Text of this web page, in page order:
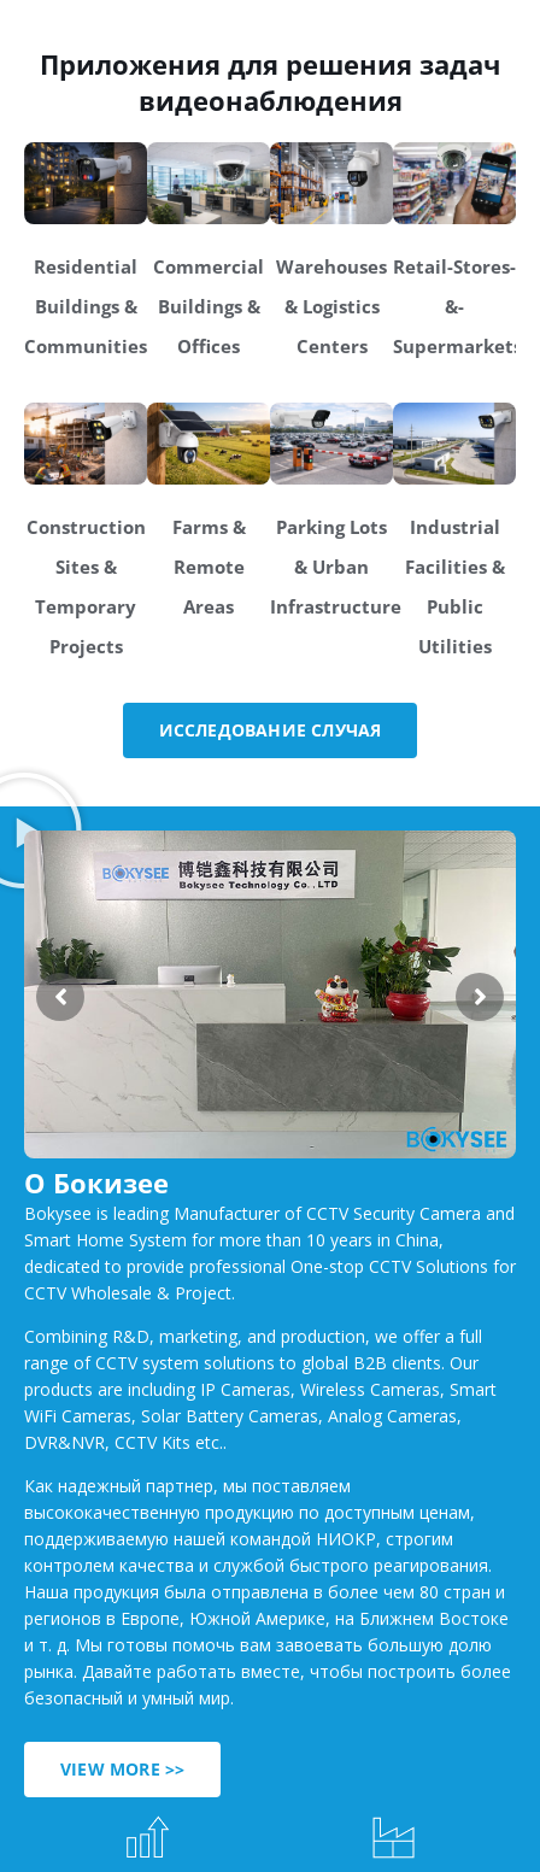
Приложения для решения задач
видеонаблюдения
Residential
Buildings &
Communities
Commercial
Buildings &
Offices
Warehouses
& Logistics
Centers
Retail-Stores-
&-
Supermarkets
Construction
Sites &
Temporary
Projects
Farms &
Remote
Areas
Parking Lots
& Urban
Infrastructure
Industrial
Facilities &
Public
Utilities
ИССЛЕДОВАНИЕ СЛУЧАЯ
О Бокизее
Bokysee is leading Manufacturer of CCTV Security Camera and
Smart Home System for more than 10 years in China,
dedicated to provide professional One-stop CCTV Solutions for
CCTV Wholesale & Project.
Combining R&D, marketing, and production, we offer a full
range of CCTV system solutions to global B2B clients. Our
products are including IP Cameras, Wireless Cameras, Smart
WiFi Cameras, Solar Battery Cameras, Analog Cameras,
DVR&NVR, CCTV Kits etc..
Как надежный партнер, мы поставляем
высококачественную продукцию по доступным ценам,
поддерживаемую нашей командой НИОКР, строгим
контролем качества и службой быстрого реагирования.
Наша продукция была отправлена в более чем 80 стран и
регионов в Европе, Южной Америке, на Ближнем Востоке
и т. д. Мы готовы помочь вам завоевать большую долю
рынка. Давайте работать вместе, чтобы построить более
безопасный и умный мир.
VIEW MORE >>